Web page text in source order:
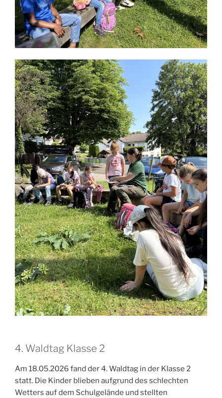
4. Waldtag Klasse 2
Am 18.05.2026 fand der 4. Waldtag in der Klasse 2
statt. Die Kinder blieben aufgrund des schlechten
Wetters auf dem Schulgelände und stellten